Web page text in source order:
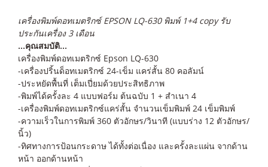
เครื่องพิมพ์ดอทเมตริกซ์ EPSON LQ-630 พิมพ์ 1+4 copy รับ
ประกันเครื่อง 3 เดือน
…คุณสมบัติ…
เครื่องพิมพ์ดอทเมตริกซ์ Epson LQ-630
-เครื่องปริ้นด็อทเมตริกซ์ 24-เข็ม แคร่สั้น 80 คอลัมน์
-ประหยัดพื้นที่ เต็มเปี่ยมด้วยประสิทธิภาพ
-พิมพ์ได้ครั้งละ 4 แบบฟอร์ม ต้นฉบับ 1 + สำเนา 4
-เครื่องพิมพ์ดอทเมตริกซ์แคร่สั้น จำนวนเข็มพิมพ์ 24 เข็มพิมพ์
-ความเร็วในการพิมพ์ 360 ตัวอักษร/วินาที (แบบร่าง 12 ตัวอักษร/
นิ้ว)
-ทิศทางการป้อนกระดาษ ได้ทั้งต่อเนื่อง และครั้งละแผ่น จากด้าน
หน้า ออกด้านหน้า